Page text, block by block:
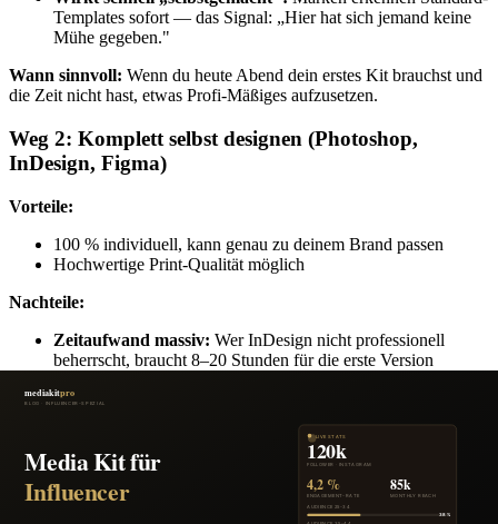
Templates sofort — das Signal: „Hier hat sich jemand keine
Mühe gegeben."
Wann sinnvoll: Wenn du heute Abend dein erstes Kit brauchst und
die Zeit nicht hast, etwas Profi-Mäßiges aufzusetzen.
Weg 2: Komplett selbst designen (Photoshop,
InDesign, Figma)
Vorteile:
100 % individuell, kann genau zu deinem Brand passen
Hochwertige Print-Qualität möglich
Nachteile:
Zeitaufwand massiv: Wer InDesign nicht professionell
beherrscht, braucht 8–20 Stunden für die erste Version
wieder die Original-Datei + Software-Lizenz
nach „Hobby" aussehen — viele Creator unterschätzen, wie
viel Designerfahrung dahintersteckt
Kein Tracking, kein Booking-Button, keine
Mehrsprachigkeit